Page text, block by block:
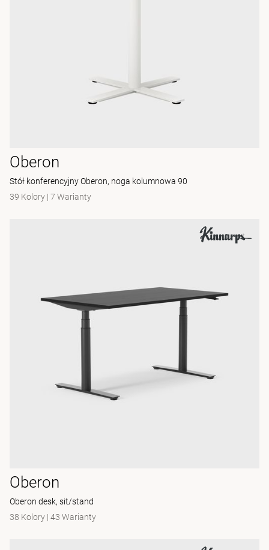
Oberon
Stół konferencyjny Oberon, noga kolumnowa 90
39 Kolory | 7 Warianty
Oberon
Oberon desk, sit/stand
38 Kolory | 43 Warianty